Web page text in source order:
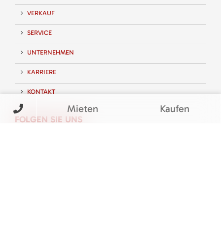
VERKAUF
SERVICE
UNTERNEHMEN
KARRIERE
KONTAKT
FOLGEN SIE UNS
Mieten Kaufen